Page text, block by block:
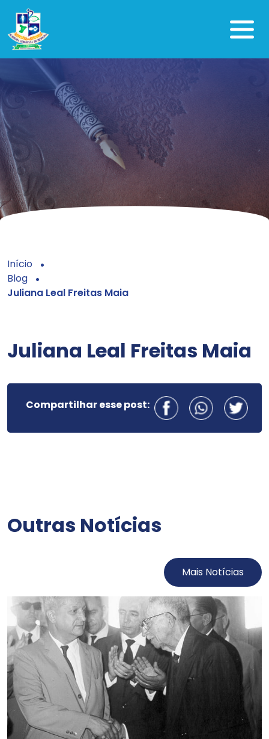
Início
Blog
Juliana Leal Freitas Maia
Juliana Leal Freitas Maia
Compartilhar esse post:
Outras Notícias
Mais Notícias